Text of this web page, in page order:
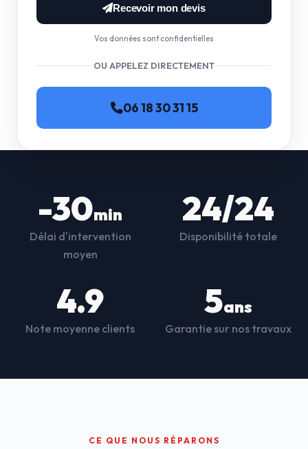
Recevoir mon devis
Vos données sont confidentielles
OU APPELEZ DIRECTEMENT
06 18 30 31 15
-30min
Délai d'intervention
moyen
24/24
Disponibilité totale
4.9
Note moyenne clients
5ans
Garantie sur nos travaux
CE QUE NOUS RÉPARONS